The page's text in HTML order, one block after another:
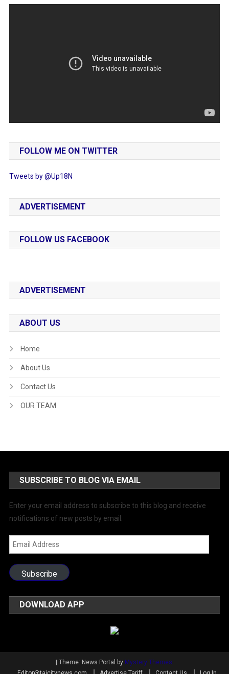
FOLLOW ME ON TWITTER
Tweets by @Up18N
ADVERTISEMENT
FOLLOW US FACEBOOK
ADVERTISEMENT
ABOUT US
Home
About Us
Contact Us
OUR TEAM
SUBSCRIBE TO BLOG VIA EMAIL
Enter your email address to subscribe to this blog and receive
notifications of new posts by email.
Email
Address
Subscribe
DOWNLOAD APP
| Theme: News Portal by Mystery Themes